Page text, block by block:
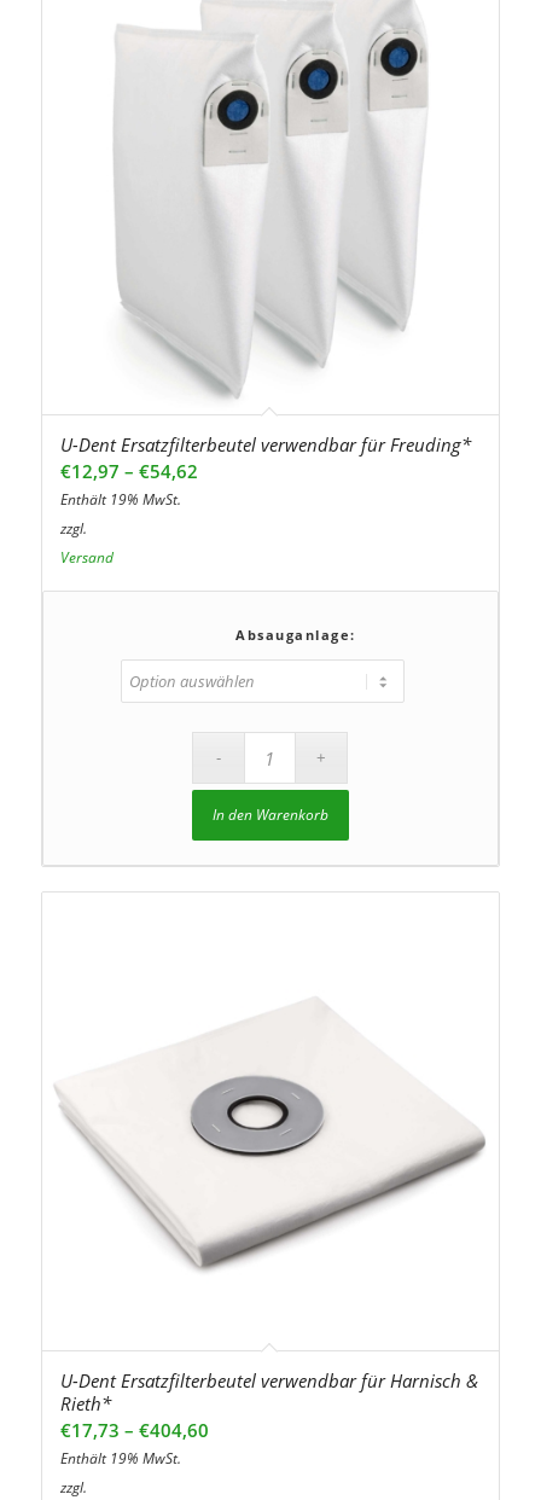
U-Dent Ersatzfilterbeutel verwendbar für Freuding*
€12,97 – €54,62Preisspanne:
Enthält 19% MwSt.
zzgl.
Versand
Absauganlage:
In den Warenkorb
U-Dent Ersatzfilterbeutel verwendbar für Harnisch &
Rieth*
€17,73 – €404,60Preisspanne:
Enthält 19% MwSt.
zzgl.